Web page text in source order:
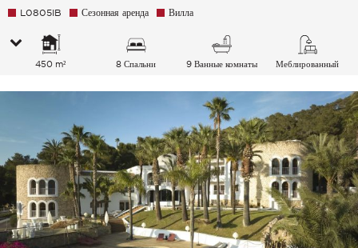
L0805IB Сезонная аренда Вилла
450 m² 8 Спальни 9 Ванные комнаты Меблированный